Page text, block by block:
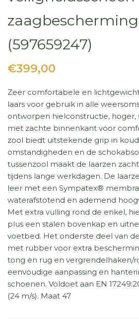
(597659247)
€399,00
Zeer comfortabele en
laars voor gebruik in alle
ontworpen hielconstructie,
met zachte binnenkant voor
zool biedt uitstekende grip in
omstandigheden en de
tussenzool maakt de laarzen
tijdens lange werkdagen. De
leer met een Sympatex®
waterafstotend en ademend
Met extra vulling rond de enkel,
plus een stalen bovenkap en
voetbed. Het onderste deel van
met rubber voor extra
tong en rug en vergrendelhaken/
eenvoudige aanpassing en
schoenen. Voldoet aan EN
(24 m/s). Maat 47